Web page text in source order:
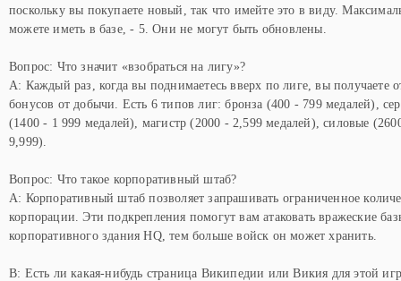
поскольку вы покупаете новый, так что имейте это в виду.
можете иметь в базе, - 5. Они не могут быть обновлены.
Вопрос: Что значит «взобраться на лигу»?
A: Каждый раз, когда вы поднимаетесь вверх по лиге, вы получаете
бонусов от добычи. Есть 6 типов лиг: бронза (400 - 799 медалей),
(1400 - 1 999 медалей), магистр (2000 - 2,599 медалей), силовые
9,999).
Вопрос: Что такое корпоративный штаб?
A: Корпоративный штаб позволяет запрашивать ограниченное
корпорации. Эти подкрепления помогут вам атаковать вражеские
корпоративного здания HQ, тем больше войск он может хранить.
В: Есть ли какая-нибудь страница Википедии или Викия для этой